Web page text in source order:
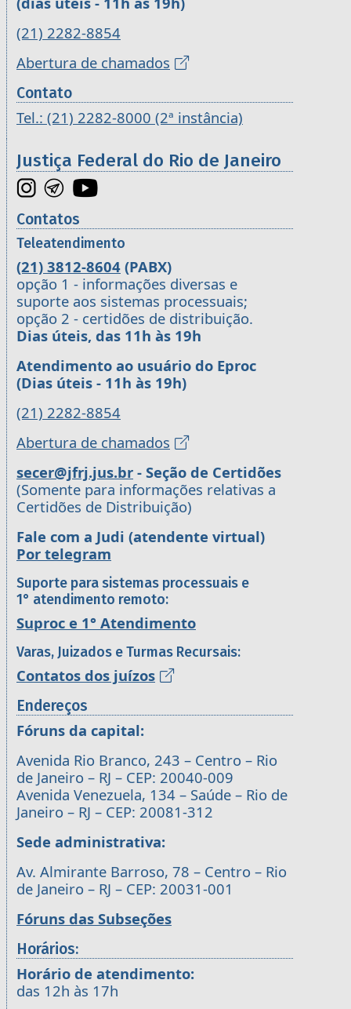
(21) 2282-8854
Abertura de chamados
Contato
Tel.: (21) 2282-8000 (2ª instância)
Justiça Federal do Rio de Janeiro
Contatos
Teleatendimento
(21) 3812-8604 (PABX)
opção 1 - informações diversas e
suporte aos sistemas processuais;
opção 2 - certidões de distribuição.
Dias úteis, das 11h às 19h
Atendimento ao usuário do Eproc
(Dias úteis - 11h às 19h)
(21) 2282-8854
Abertura de chamados
secer@jfrj.jus.br - Seção de Certidões
(Somente para informações relativas a
Certidões de Distribuição)
Fale com a Judi (atendente virtual)
Por telegram
Suporte para sistemas processuais e
1° atendimento remoto:
Suproc e 1° Atendimento
Varas, Juizados e Turmas Recursais:
Contatos dos juízos
Endereços
Fóruns da capital:
Avenida Rio Branco, 243 – Centro – Rio
de Janeiro – RJ – CEP: 20040-009
Avenida Venezuela, 134 – Saúde – Rio de
Janeiro – RJ – CEP: 20081-312
Sede administrativa:
Av. Almirante Barroso, 78 – Centro – Rio
de Janeiro – RJ – CEP: 20031-001
Fóruns das Subseções
Horários:
Horário de atendimento:
das 12h às 17h